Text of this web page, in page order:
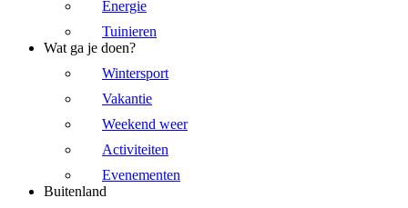
Energie
Tuinieren
Wat ga je doen?
Wintersport
Vakantie
Weekend weer
Activiteiten
Evenementen
Buitenland